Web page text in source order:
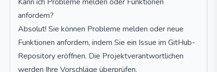
anfordern?
Absolut! Sie können Probleme melden oder neue
Funktionen anfordern, indem Sie ein Issue im GitHub-
Repository eröffnen. Die Projektverantwortlichen
werden Ihre Vorschläge überprüfen.